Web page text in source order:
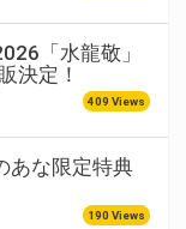
「水龍敬」
決定！
409 Views
あな限定特典
190 Views